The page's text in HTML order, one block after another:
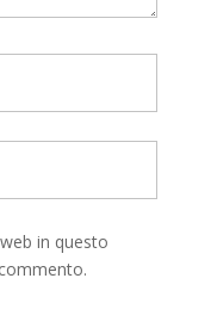
in questo